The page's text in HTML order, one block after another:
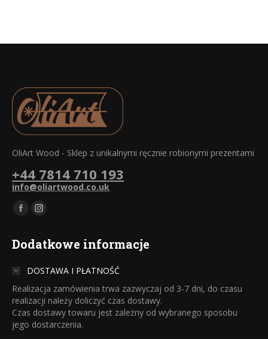
OliArt Wood - Sklep z unikalnymi ręcznie robionymi prezentami
+44 7814 710 193
info@oliartwood.co.uk
Znajdź nas na:
Facebook
się
nowym
oknie
Instagram
się
nowym
oknie
Dodatkowe informacje
DOSTAWA I PŁATNOŚĆ
Realizacja zamówienia trwa zazwyczaj od 3-7 dni, do czasu
realizacji należy doliczyć czas dostawy.
Czas dostawy towaru jest zależny od wybranego sposobu
jego dostarczenia.